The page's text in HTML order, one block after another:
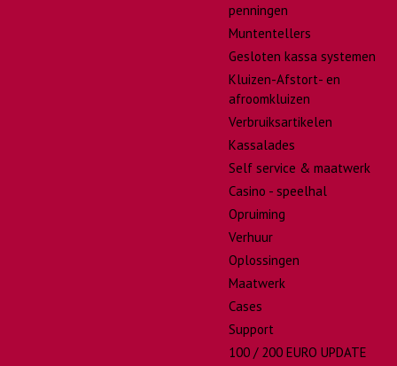
penningen
Muntentellers
Gesloten kassa systemen
Kluizen-Afstort- en
afroomkluizen
Verbruiksartikelen
Kassalades
Self service & maatwerk
Casino - speelhal
Opruiming
Verhuur
Oplossingen
Maatwerk
Cases
Support
100 / 200 EURO UPDATE